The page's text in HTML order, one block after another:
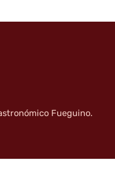
Fueguino.